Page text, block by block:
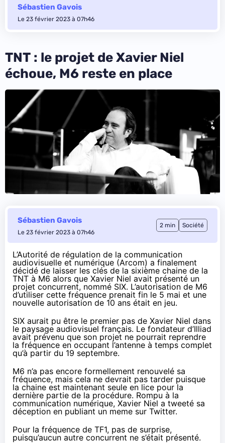
Sébastien Gavois
Le 23 février 2023 à 07h46
TNT : le projet de Xavier Niel
échoue, M6 reste en place
Sébastien Gavois
Le 23 février 2023 à 07h46
2 min Société
L’Autorité de régulation de la communication
audiovisuelle et numérique (Arcom) a finalement
décidé de laisser les clés de la sixième chaine de la
TNT à M6 alors que Xavier Niel avait présenté un
projet concurrent, nommé SIX. L’autorisation de M6
d’utiliser cette fréquence prenait fin le 5 mai et une
nouvelle autorisation de 10 ans était en jeu.
SIX aurait pu être le premier pas de Xavier Niel dans
le paysage audiovisuel français. Le fondateur d’Illiad
avait prévenu que son projet ne pourrait reprendre
la fréquence en occupant l’antenne à temps complet
qu’à partir du 19 septembre.
M6 n’a pas encore formellement renouvelé sa
fréquence, mais cela ne devrait pas tarder puisque
la chaine est maintenant seule en lice pour la
dernière partie de la procédure. Rompu à la
communication numérique, Xavier Niel a tweeté sa
déception en publiant un meme sur Twitter.
Pour la fréquence de TF1, pas de surprise,
puisqu’aucun autre concurrent ne s’était présenté.